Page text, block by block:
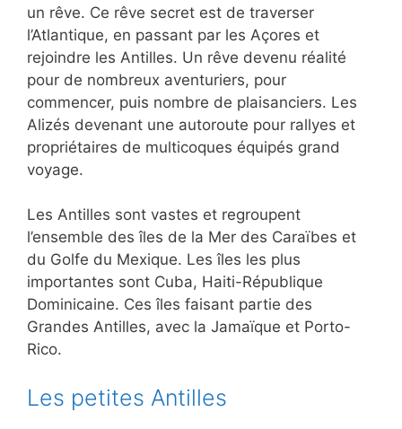
un rêve. Ce rêve secret est de traverser
l’Atlantique, en passant par les Açores et
rejoindre les Antilles. Un rêve devenu réalité
pour de nombreux aventuriers, pour
commencer, puis nombre de plaisanciers. Les
Alizés devenant une autoroute pour rallyes et
propriétaires de multicoques équipés grand
voyage.
Les Antilles sont vastes et regroupent
l’ensemble des îles de la Mer des Caraïbes et
du Golfe du Mexique. Les îles les plus
importantes sont Cuba, Haiti-République
Dominicaine. Ces îles faisant partie des
Grandes Antilles, avec la Jamaïque et Porto-
Rico.
Les petites Antilles